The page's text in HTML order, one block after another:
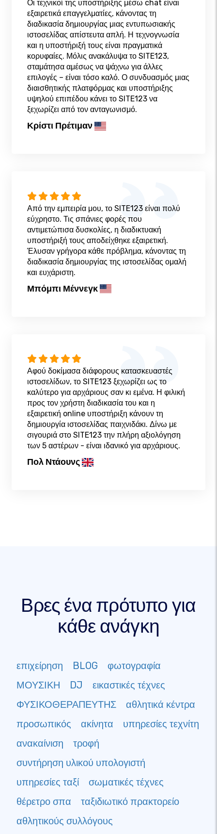
Οι τεχνικοί της υποστήριξης μέσω chat είναι
εξαιρετικά επαγγελματίες, κάνοντας τη
διαδικασία δημιουργίας μιας εντυπωσιακής
ιστοσελίδας απίστευτα απλή. Η τεχνογνωσία
και η υποστήριξή τους είναι πραγματικά
κορυφαίες. Μόλις ανακάλυψα το SITE123,
σταμάτησα αμέσως να ψάχνω για άλλες
επιλογές – είναι τόσο καλό. Ο συνδυασμός μιας
διαισθητικής πλατφόρμας και υποστήριξης
υψηλού επιπέδου κάνει το SITE123 να
ξεχωρίζει από τον ανταγωνισμό.
Κρίστι Πρέτιμαν
Από την εμπειρία μου, το SITE123 είναι πολύ
εύχρηστο. Τις σπάνιες φορές που
αντιμετώπισα δυσκολίες, η διαδικτυακή
υποστήριξή τους αποδείχθηκε εξαιρετική.
Έλυσαν γρήγορα κάθε πρόβλημα, κάνοντας τη
διαδικασία δημιουργίας της ιστοσελίδας ομαλή
και ευχάριστη.
Μπόμπι Μέννεγκ
Αφού δοκίμασα διάφορους κατασκευαστές
ιστοσελίδων, το SITE123 ξεχωρίζει ως το
καλύτερο για αρχάριους σαν κι εμένα. Η φιλική
προς τον χρήστη διαδικασία του και η
εξαιρετική online υποστήριξη κάνουν τη
δημιουργία ιστοσελίδας παιχνιδάκι. Δίνω με
σιγουριά στο SITE123 την πλήρη αξιολόγηση
των 5 αστέρων - είναι ιδανικό για αρχάριους.
Πολ Ντάουνς
Βρες ένα πρότυπο για
κάθε ανάγκη
επιχείρηση BLOG
φωτογραφία
ΜΟΥΣΙΚΗ
DJ
εικαστικές τέχνες
ΦΥΣΙΚΟΘΕΡΑΠΕΥΤΗΣ
αθλητικά κέντρα
προσωπικός
ακίνητα
υπηρεσίες τεχνίτη
ανακαίνιση
τροφή
συντήρηση υλικού υπολογιστή
υπηρεσίες ταξί
σωματικές τέχνες
θέρετρο σπα
ταξιδιωτικό πρακτορείο
αθλητικούς συλλόγους